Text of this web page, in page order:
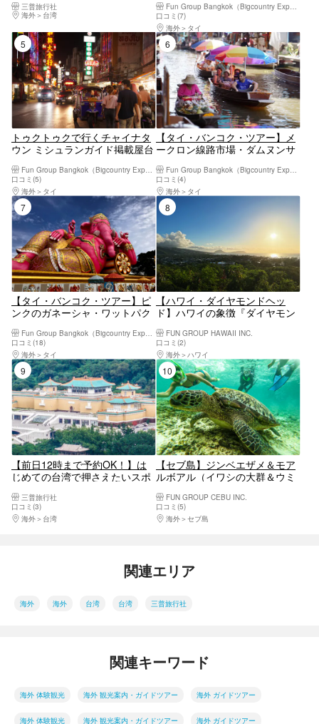
ガイド・士林夜市やマッサージ
店で解散OK＞
三普旅行社
海外
台湾
本語ガイド・ランチ・ホテルお
迎え付）
口コミ(7)
海外
タイ
5位
トゥクトゥクで行くチャイナタ
ウン ミシュランガイド掲載屋台
英語ガイド・日本語カスタマー
サポート/4食付き＞
Fun Group Bangkok（Bigcountry Experience Co. Ltd)
口コミ(5)
海外
タイ
6位
【タイ・バンコク・ツアー】メ
ークロン線路市場・ダムヌンサ
ー（バンコク発・日本語ガイ
ド・ホテルお迎え付）
Fun Group Bangkok（Bigcountry Experience Co. Ltd)
口コミ(4)
海外
タイ
7位
【タイ・バンコク・ツアー】ピ
ンクのガネーシャ・ワットパク
午前発 / 日本語ガイド / ホテル
お迎え付き)
Fun Group Bangkok（Bigcountry Experience Co. Ltd)
口コミ(18)
海外
タイ
【ハワイ・ダイヤモンドヘッ
ド】ハワイの象徴『ダイヤモン
FUN GROUP HAWAII INC.
口コミ(2)
海外
ハワイ
9位
【前日12時まで予約OK！】は
じめての台湾で押さえたいスポ
（鼎泰豊ランチ付き）＜日本語
ガイド＞
三普旅行社
口コミ(3)
海外
台湾
10位
【セブ島】ジンベエザメ＆モア
ルボアル（イワシの大群＆ウミ
ツアー
FUN GROUP CEBU INC.
口コミ(5)
海外
セブ島
関連エリア
海外 海外 台湾 台湾 三普旅行社
関連キーワード
海外 体験観光 海外 観光案内・ガイドツアー 海外 ガイドツアー
海外 体験観光 海外 観光案内・ガイドツアー 海外 ガイドツアー